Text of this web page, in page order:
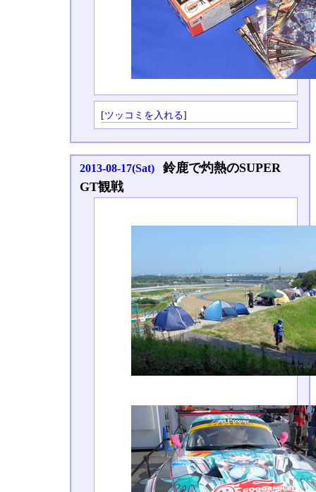
[ツッコミを入れる]
2013-08-17(Sat)
鈴鹿で灼熱のSUPER
GT観戦